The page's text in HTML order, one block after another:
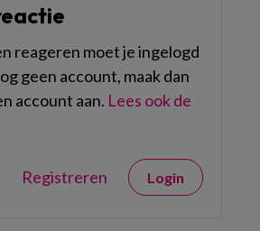
reageren moet je ingelogd
geen account, maak dan
account aan. Lees ook de
Registreren Login